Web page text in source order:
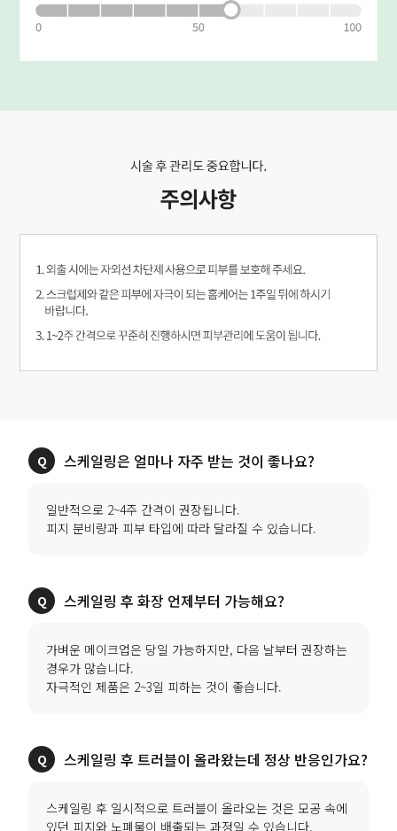
스케일링은 얼마나 자주 받는 것이 좋나요?
일반적으로 2~4주 간격이 권장됩니다.
피지 분비량과 피부 타입에 따라 달라질 수 있습니다.
스케일링 후 화장 언제부터 가능해요?
가벼운 메이크업은 당일 가능하지만, 다음 날부터 권장하는
경우가 많습니다.
자극적인 제품은 2~3일 피하는 것이 좋습니다.
스케일링 후 트러블이 올라왔는데 정상 반응인가요?
스케일링 후 일시적으로 트러블이 올라오는 것은 모공 속에
있던 피지와 노폐물이 배출되는 과정일 수 있습니다.